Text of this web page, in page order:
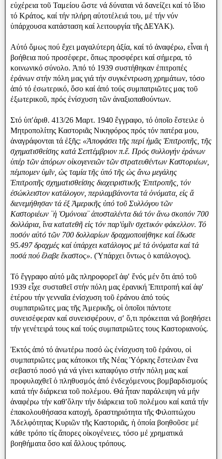
εὐχέρεια τοῦ Ταμείου ὥστε νά δύναται νά δανείζει καί τό ἴδιο
τό Κράτος, καί τήν πλήρη αὐτοτέλειά του, μέ τήν νύν
ὑπάρχουσα κατάσταση καί λειτουργία τῆς ΔΕΥΑΚ).
Αὐτό ὅμως πού ἔχει μαγαλύτερη ἀξία, καί τό ἀναφέρω, εἶναι ἡ
βοήθεια πού προσέφερε, ὅπως προσφέρει καί σήμερα, τό
κοινωνικό σύνολο. Ἀπό τό 1939 συστήθηκαν ἐπιτροπές
ἐράνων στήν πόλη μας γιά τήν συγκέντρωση χρημάτων, τόσο
ἀπό τό ἐσωτερικό, ὅσο καί ἀπό τούς συμπατριῶτες μας τοῦ
ἐξωτερικοῦ, πρός ἐνίσχυση τῶν ἀναξιοπαθούντων.
Στό ὑπʹἀριθ. 413/26 Μαρτ. 1940 ἔγγραφο, τό ὁποῖο ἔστειλε ὁ
Μητροπολίτης Καστοριᾶς Νικηφόρος πρός τόν πατέρα μου,
ἀναγράφονται τά ἐξῆς: «Ἀποφάσει τῆς περί ἡμᾶς Ἐπιτροπῆς, τῆς
σχηματισθείσης κατά Σεπτέμβριον π.ἔ. Πρός συλλογήν ἑράνων
ὑπέρ τῶν ἀπόρων οἰκογενειῶν τῶν στρατευθέντων Καστοριέων,
πέμπομεν ὑμῖν, ὡς ταμία τῆς ὑπό τῆς ὡς ἄνω μεγάλης
Ἐπιτροπῆς σχηματισθείσης διαχειριστικῆς Ἐπιτροπῆς, τόν
ἐσώκλειστον κατάλογον, περιλαμβάνοντα τά ὀνόματα, εἰς ἄ
διενεμήθησαν τά ἐξ Ἀμερικῆς ὑπό τοῦ Συλλόγου τῶν
Καστοριέων ¨ἡ Ὁμόνοια¨ ἀποσταλέντα διά τόν ἄνω σκοπόν 700
δολλάρια, ἴνα κατατεθῆ εἰς τόν παρʹὑμῖν σχετικόν φάκελλον. Τό
ποσόν αὐτό τῶν 700 δολλαρίων δραχμοποιήθηκε καί ἔδωσε
95.497 δραχμές καί ὑπάρχει κατάλογος μέ τά ὀνὀματα καί τά
ποσά πού ἔλαβε ἕκαστος». (Ὑπάρχει ὄντως ὁ κατάλογος).
Τό ἔγγραφο αὐτό μᾶς πληροφορεῖ ἀφʹ ἕνός μέν ὅτι ἀπό τοῦ
1939 εἷχε συσταθεῖ στήν πόλη μας ἐρανική Ἐπιτροπή καί ἀφʹ
ἑτέρου τήν γενναῖα ἐνίσχυση τοῦ ἑράνου ἀπό τούς
συμπατριῶτες μας τῆς Ἀμερικῆς, οἱ ὁποῖοι πάντοτε
συνεισέφεραν καί συνεισφέρουν, σʹ ὅ,τι πρόκειται νά βοηθήσει
τήν γενέτειρά τους καί τούς συμπατριῶτες τους Καστοριανούς.
Ἐκτός ἀπό τό ἀνωτέρω ποσό ὡς ἐνίσχυση τοῦ ἑράνου, οἱ
συμπατριῶτες μας κάτοικοι τῆς Νέας Ὑόρκης ἔστειλαν ἕνα
σεβαστό ποσό γιά νά γίνει καταφύγιο στήν πόλη μας καί
προφυλαχθεῖ ὁ πληθυσμός ἀπό ἐνδεχόμενους βομβαρδισμούς
κατά τήν διάρκεια τοῦ πολέμου. Θά ἦταν παράλειψη νά μήν
ἀναφἐρω τήν καθʹὅλην τήν διάρκεια τοῦ πολέμου καί κατά τήν
ἐπακολουθήσασα κατοχή, δραστηριότητα τῆς Φιλοπτώχου
Ἀδελφὀτητας Κυριῶν τῆς Καστοριᾶς, ἡ ὁποία βοηθοῦσε μέ
κάθε τρόπο τίς ἄπορες οἰκογένειες, τόσο μέ χρηματικά
βοηθήματα ὅσο καί ἄλλους τρόπους.